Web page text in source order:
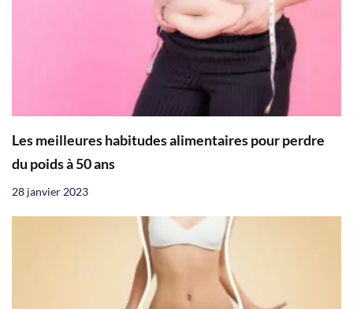
Les meilleures habitudes alimentaires pour perdre
du poids à 50 ans
28 janvier 2023